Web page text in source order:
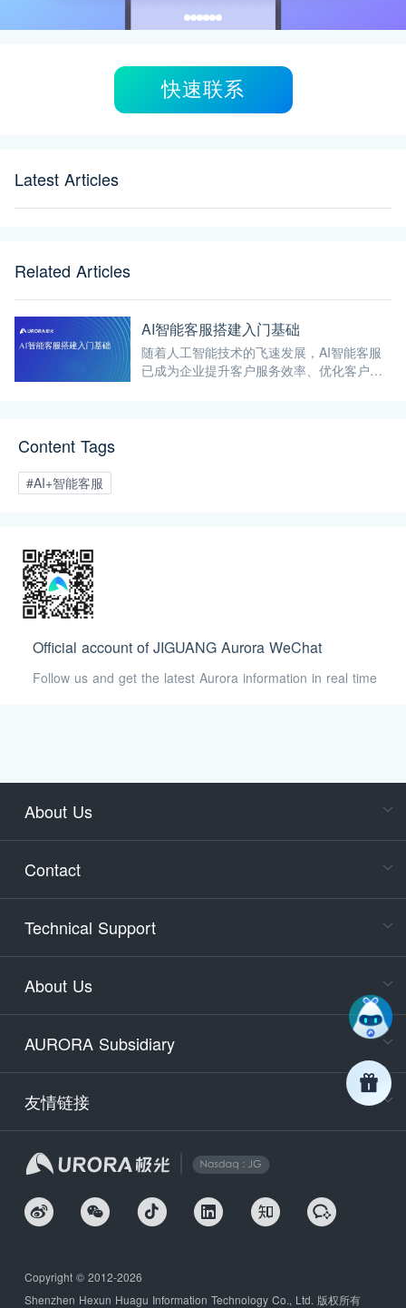
快速联系
Latest Articles
Related Articles
AI智能客服搭建入门基础
随着人工智能技术的飞速发展，AI智能客服
已成为企业提升客户服务效率、优化客户体
Content Tags
#AI+智能客服
Official account of JIGUANG Aurora WeChat
Follow us and get the latest Aurora information in real time
About Us
Contact
Technical Support
About Us
AURORA Subsidiary
友情链接
Copyright © 2012-2026
Shenzhen Hexun Huagu Information Technology Co., Ltd. 版权所有
days)
9:30-
Email